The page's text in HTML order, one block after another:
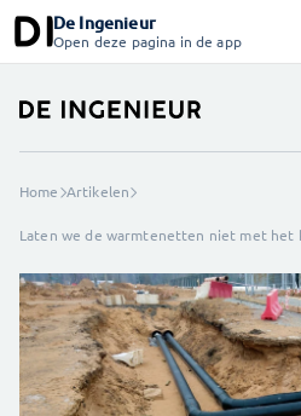
De Ingenieur
Open deze pagina in de app
Home Artikelen
Laten we de warmtenetten niet met het